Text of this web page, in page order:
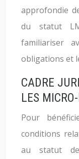
approfondie
du statut
familiariser
obligations et
CADRE
LES
Pour
conditions
au statut de